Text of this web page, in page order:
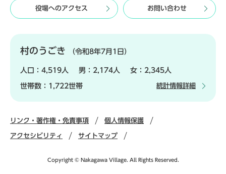
役場へのアクセス お問い合わせ
村のうごき （令和8年7月1日）
人口： 4,519人 男： 2,174人 女： 2,345人
世帯数： 1,722世帯 統計情報詳細
リンク・著作権・免責事項 個人情報保護
アクセシビリティ サイトマップ
Copyright © Nakagawa Village. All Rights Reserved.